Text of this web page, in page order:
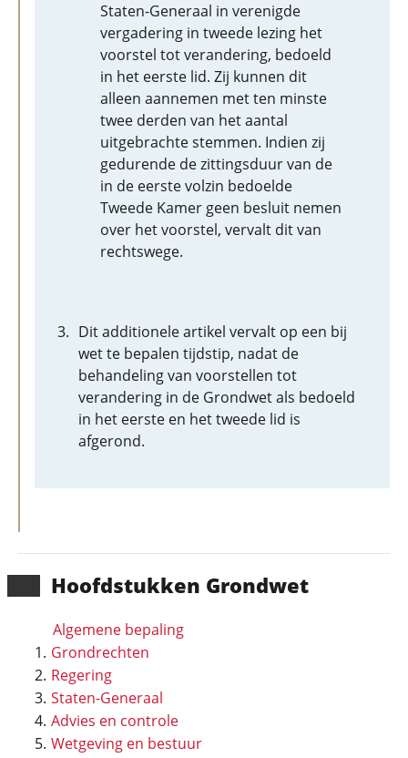
Hoofd­stukken Grondwet
Algemene bepaling
Grondrechten
Regering
Staten-Generaal
Advies en controle
Wetgeving en bestuur
Staten-Generaal in verenigde
vergadering in tweede lezing het
voorstel tot verandering, bedoeld
in het eerste lid. Zij kunnen dit
alleen aannemen met ten minste
twee derden van het aantal
uitgebrachte stemmen. Indien zij
gedurende de zittingsduur van de
in de eerste volzin bedoelde
Tweede Kamer geen besluit nemen
over het voorstel, vervalt dit van
rechtswege.
Dit additionele artikel vervalt op een bij
wet te bepalen tijdstip, nadat de
behandeling van voorstellen tot
verandering in de Grondwet als bedoeld
in het eerste en het tweede lid is
afgerond.